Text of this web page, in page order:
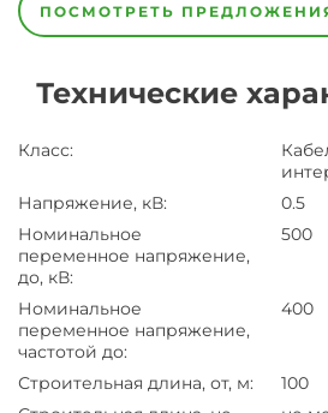
ПОСМОТРЕТЬ
Технические
Класс:
Напряжение, кВ:
0.5
Номинальное
переменное напряжение,
до, кВ:
500
Номинальное
переменное напряжение,
частотой до:
400
Строительная длина, от, м:
100